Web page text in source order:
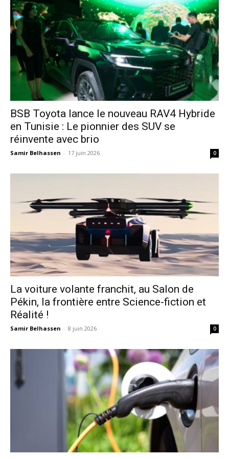
​BSB Toyota lance le nouveau RAV4 Hybride
en Tunisie : Le pionnier des SUV se
réinvente avec brio
Samir Belhassen - 17 juin 2026 0
La voiture volante franchit, au Salon de
Pékin, la frontière entre Science-fiction et
Réalité !
Samir Belhassen - 8 juin 2026 0